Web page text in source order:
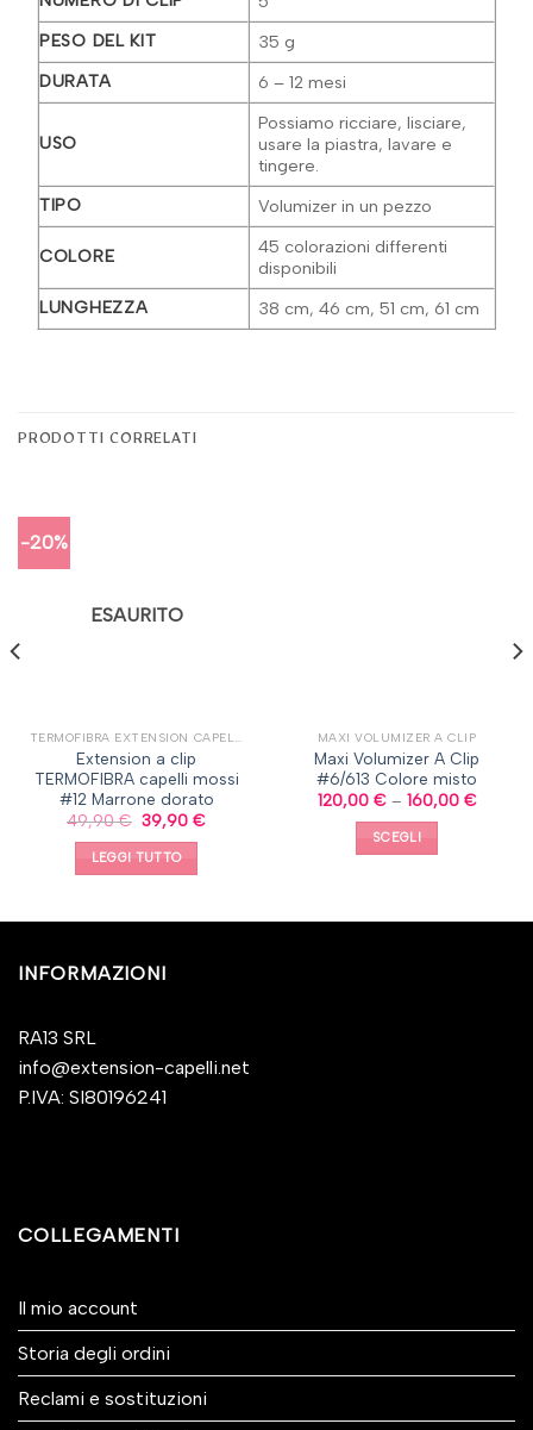
PESO DEL KIT
35 g
DURATA
6 – 12 mesi
USO
Possiamo ricciare, lisciare,
usare la piastra, lavare e
tingere.
TIPO
Volumizer in un pezzo
COLORE
45 colorazioni differenti
disponibili
LUNGHEZZA
38 cm, 46 cm, 51 cm, 61 cm
PRODOTTI CORRELATI
-20%
ESAURITO
TERMOFIBRA EXTENSION CAPELLI A CLIP, CAPELLI MOSSI
Extension a clip
TERMOFIBRA capelli mossi
#12 Marrone dorato
49,90€ 39,90€
LEGGI TUTTO
MAXI VOLUMIZER A CLIP
Maxi Volumizer A Clip
#6/613 Colore misto
120,00 €– 160,00 €
SCEGLI
INFORMAZIONI
RA13 SRL
info@extension-capelli.net
P.IVA: SI80196241
COLLEGAMENTI
Il mio account
Storia degli ordini
Reclami e sostituzioni